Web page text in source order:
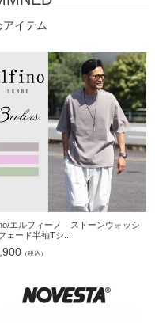
イテム
エルフィーノ ストーンウォッシ
ェード半袖Tシ...
（税込）